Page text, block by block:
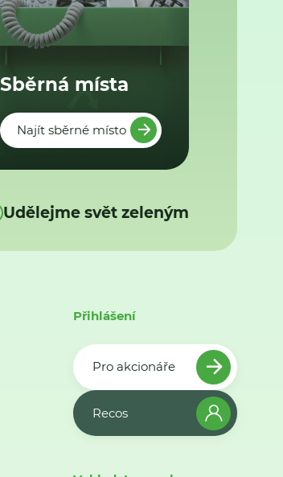
Sběrná místa
Najít sběrné místo
Udělejme svět zeleným
Přihlášení
Pro akcionáře
Recos